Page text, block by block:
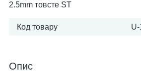
2.5mm товсте ST
Код товару
Опис